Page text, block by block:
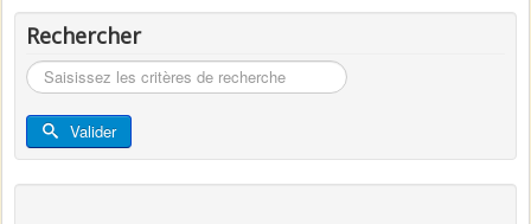
Rechercher
Rechercher
Valider